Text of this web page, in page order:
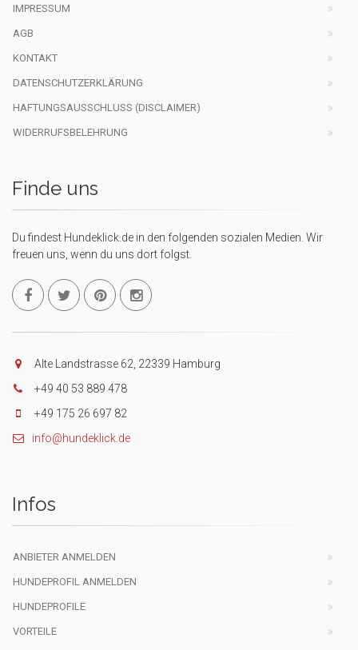
IMPRESSUM
AGB
KONTAKT
DATENSCHUTZERKLÄRUNG
HAFTUNGSAUSSCHLUSS (DISCLAIMER)
WIDERRUFSBELEHRUNG
Finde uns
Du findest Hundeklick.de in den folgenden sozialen Medien. Wir
freuen uns, wenn du uns dort folgst.
Alte Landstrasse 62, 22339 Hamburg
+49 40 53 889 478
+49 175 26 697 82
info@hundeklick.de
Infos
ANBIETER ANMELDEN
HUNDEPROFIL ANMELDEN
HUNDEPROFILE
VORTEILE